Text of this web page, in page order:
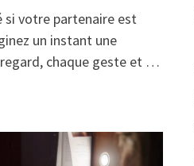
si votre partenaire est
un instant une
chaque geste et …